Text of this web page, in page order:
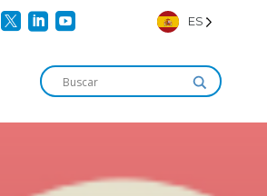
   ES